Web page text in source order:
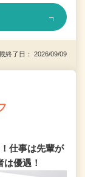
了日： 2026/09/09
仕事は先輩が
優遇！